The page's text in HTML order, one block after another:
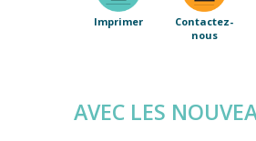
Imprimer
Contactez-
nous
AVEC LES